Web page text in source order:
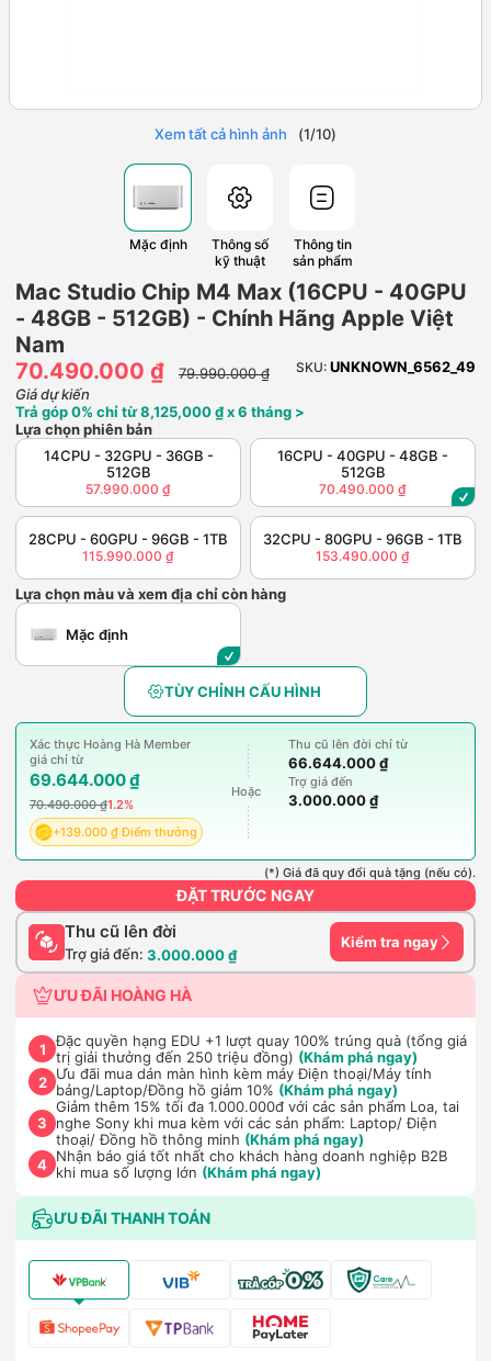
Xem tất cả hình ảnh (1/10)
Mặc định
Thông số
kỹ thuật
Thông tin
sản phẩm
Mac Studio Chip M4 Max (16CPU - 40GPU
- 48GB - 512GB) - Chính Hãng Apple Việt
Nam
70.490.000 ₫
79.990.000 ₫
Giá dự kiến
SKU: UNKNOWN_6562_49
Trả góp 0% chỉ từ 8,125,000 ₫ x 6 tháng >
Lựa chọn phiên bản
14CPU - 32GPU - 36GB -
512GB
57.990.000 ₫
16CPU - 40GPU - 48GB -
512GB
70.490.000 ₫
28CPU - 60GPU - 96GB - 1TB
115.990.000 ₫
32CPU - 80GPU - 96GB - 1TB
153.490.000 ₫
Lựa chọn màu và xem địa chỉ còn hàng
Mặc định
TÙY CHỈNH CẤU HÌNH
Xác thực Hoàng Hà Member
giá chỉ từ
69.644.000 ₫
70.490.000 ₫1.2%
+139.000 ₫ Điểm thưởng
Hoặc
Thu cũ lên đời chỉ từ
66.644.000 ₫
Trợ giá đến
3.000.000 ₫
(*) Giá đã quy đổi quà tặng (nếu có).
ĐẶT TRƯỚC NGAY
Thu cũ lên đời
Trợ giá đến: 3.000.000 ₫
Kiểm tra ngay
ƯU ĐÃI HOÀNG HÀ
1
Đặc quyền hạng EDU +1 lượt quay 100% trúng quà (tổng giá
trị giải thưởng đến 250 triệu đồng) (Khám phá ngay)
2 Ưu đãi mua dán màn hình kèm máy Điện thoại/Máy tính
bảng/Laptop/Đồng hồ giảm 10% (Khám phá ngay)
3
Giảm thêm 15% tối đa 1.000.000đ với các sản phẩm Loa, tai
nghe Sony khi mua kèm với các sản phẩm: Laptop/ Điện
thoại/ Đồng hồ thông minh (Khám phá ngay)
4 Nhận báo giá tốt nhất cho khách hàng doanh nghiệp B2B
khi mua số lượng lớn (Khám phá ngay)
ƯU ĐÃI THANH TOÁN